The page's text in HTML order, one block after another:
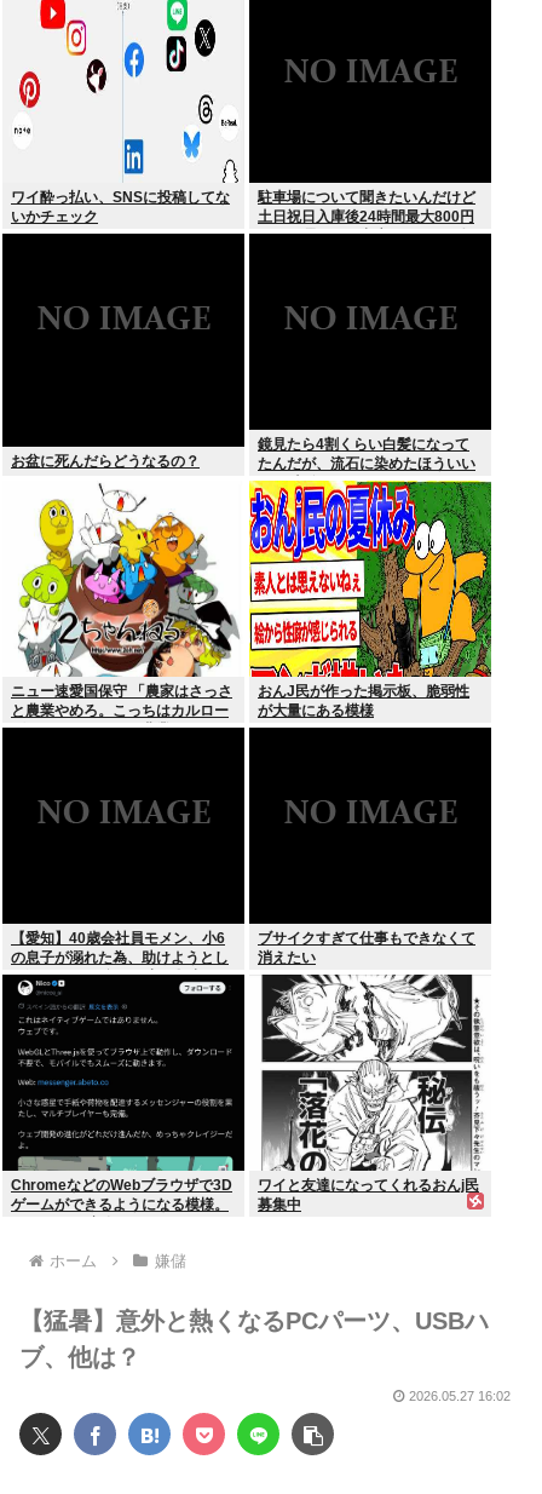
ワイ酔っ払い、SNSに投稿してな
いかチェック
駐車場について聞きたいんだけど
土日祝日入庫後24時間最大800円
って日曜いれて出庫日が平日の場
お盆に死んだらどうなるの？
鏡見たら4割くらい白髪になって
たんだが、流石に染めたほういい
の ？半分おじいちゃんでドン引き
したわ
ニュー速愛国保守 「農家はさっさ
と農業やめろ。こっちはカルロー
ズでいいんだから。農業されたら
おんJ民が作った掲示板、脆弱性
が大量にある模様
【愛知】40歳会社員モメン、小6
の息子が溺れた為、助けようとし
て溺れる なお息子は妻が救出
ブサイクすぎて仕事もできなくて
消えたい
ChromeなどのWebブラウザで3D
ゲームができるようになる模様。
ワイと友達になってくれるおんj民
募集中
ホーム 嫌儲
【猛暑】意外と熱くなるPCパーツ、USBハ
ブ、他は？
2026.05.27 16:02